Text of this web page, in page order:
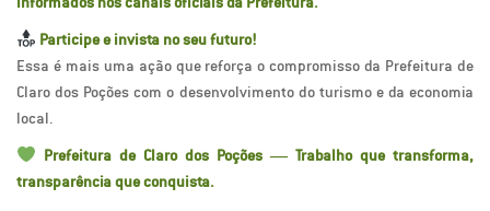
Participe e invista no seu futuro!
Essa é mais uma ação que reforça o compromisso da Prefeitura de
Claro dos Poções com o desenvolvimento do turismo e da economia
local.
Prefeitura de Claro dos Poções — Trabalho que transforma,
transparência que conquista.